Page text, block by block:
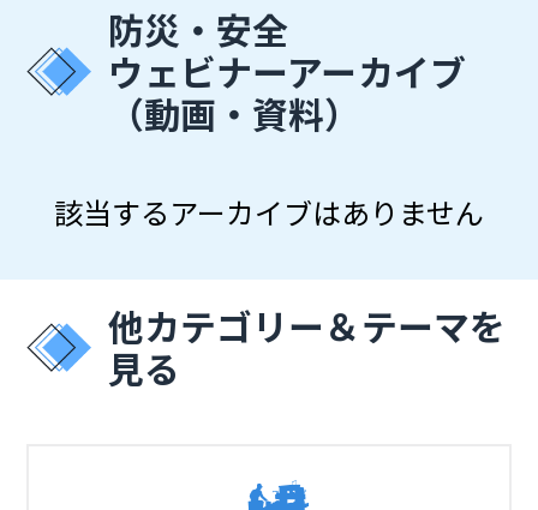
防災・安全
ウェビナーアーカイブ
（動画・資料）
該当するアーカイブはありません
他カテゴリー＆テーマを
見る